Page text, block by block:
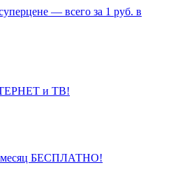
— всего за 1 руб. в
и ТВ!
месяц БЕСПЛАТНО!